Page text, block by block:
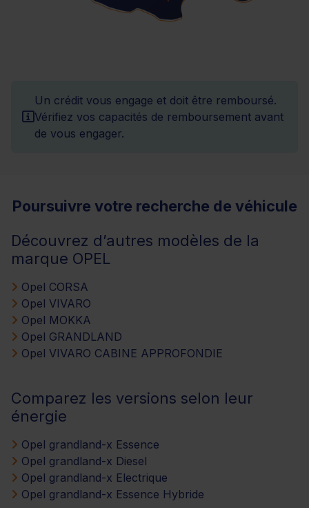
Un crédit vous engage et doit être remboursé.
Vérifiez vos capacités de remboursement avant
de vous engager.
Poursuivre votre recherche de véhicule
Découvrez d’autres modèles de la
marque OPEL
Opel CORSA
Opel VIVARO
Opel MOKKA
Opel GRANDLAND
Opel VIVARO CABINE APPROFONDIE
Comparez les versions selon leur
énergie
Opel grandland-x Essence
Opel grandland-x Diesel
Opel grandland-x Electrique
Opel grandland-x Essence Hybride